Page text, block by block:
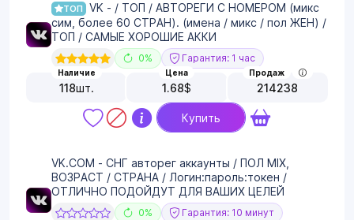
ТОП
VK - / ТОП / АВТОРЕГИ С НОМЕРОМ (микс
сим, более 60 СТРАН). (имена / микс / пол ЖЕН) /
ТОП / САМЫЕ ХОРОШИЕ АККИ
0% Гарантия: 1 час
Наличие
118шт.
Цена
1.68$
Продаж
214238
Купить
VK.COM - СНГ авторег аккаунты / ПОЛ MIX,
ВОЗРАСТ / СТРАНА / Логин:пароль:токен /
ОТЛИЧНО ПОДОЙДУТ ДЛЯ ВАШИХ ЦЕЛЕЙ
0%
Гарантия: 10 минут